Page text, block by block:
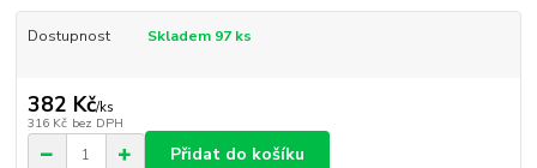
Dostupnost Skladem 97 ks
382 Kč/ks
316 Kč bez DPH
Přidat do košíku